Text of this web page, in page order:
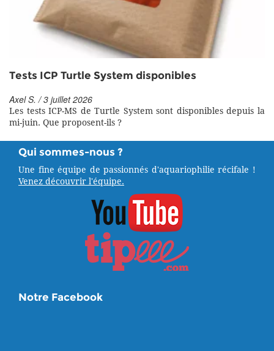
Tests ICP Turtle System disponibles
Axel S. / 3 juillet 2026
Les tests ICP-MS de Turtle System sont disponibles depuis la
mi-juin. Que proposent-ils ?
Qui sommes-nous ?
Une fine équipe de passionnés d'aquariophilie récifale !
Venez découvrir l'équipe.
Notre Facebook